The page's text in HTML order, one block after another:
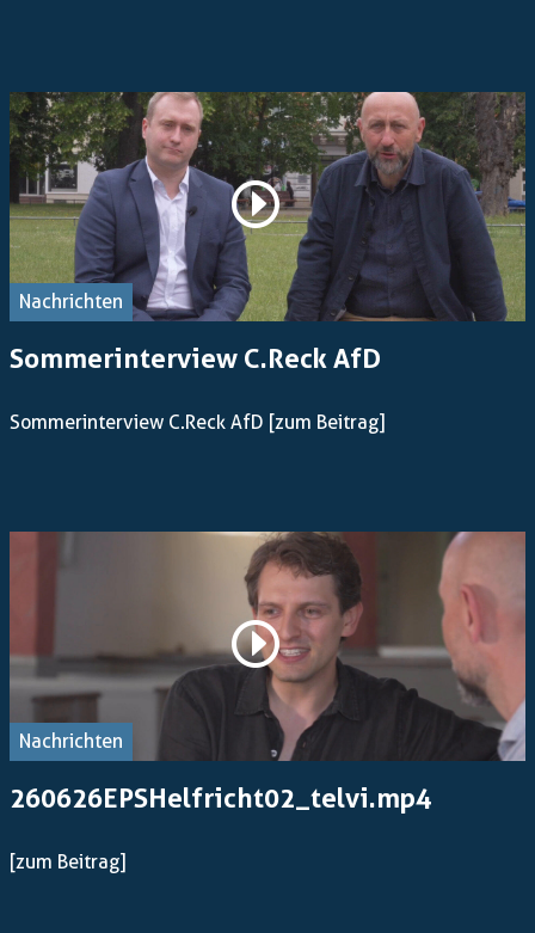
Nachrichten
Sommerinterview C.Reck AfD
Sommerinterview C.Reck AfD [zum Beitrag]
Nachrichten
260626EPSHelfricht02_telvi.mp4
[zum Beitrag]